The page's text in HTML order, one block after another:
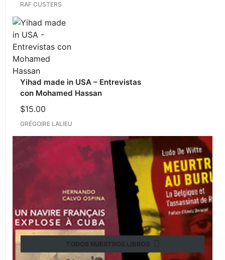
RAF CUSTERS
Yihad made in USA – Entrevistas
con Mohamed Hassan
$15.00
GRÉGOIRE LALIEU
TODOS NUESTROS LIBROS